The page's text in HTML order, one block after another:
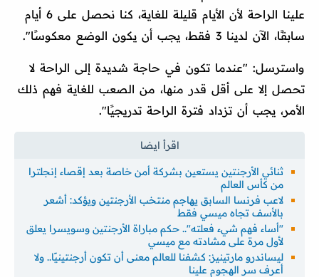
علينا الراحة لأن الأيام قليلة للغاية، كنا نحصل على 6 أيام
سابقًا، الآن لدينا 3 فقط، يجب أن يكون الوضع معكوسًا".
واسترسل: "عندما تكون في حاجة شديدة إلى الراحة لا
تحصل إلا على أقل قدر منها، من الصعب للغاية فهم ذلك
الأمر، يجب أن تزداد فترة الراحة تدريجيًا".
ثنائي الأرجنتين يستعين بشركة أمن خاصة بعد إقصاء إنجلترا
من كأس العالم
لاعب فرنسا السابق يهاجم منتخب الأرجنتين ويؤكد: أشعر
بالأسف تجاه ميسي فقط
"أساء فهم شيء فعلته".. حكم مباراة الأرجنتين وسويسرا يعلق
لأول مرة على مشادته مع ميسي
ليساندرو مارتينيز: كشفنا للعالم معنى أن تكون أرجنتينيًا.. ولا
أعرف سر الهجوم علينا